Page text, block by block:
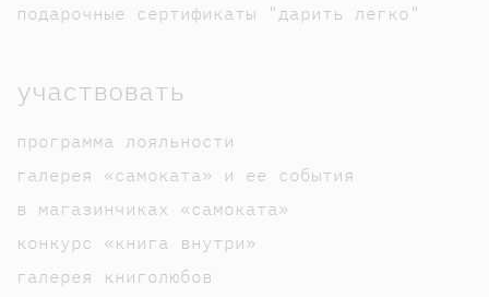
подарочные сертификаты "дарить легко"
участвовать
программа лояльности
галерея «самоката» и ее события
в магазинчиках «самоката»
конкурс «книга внутри»
галерея книголюбов